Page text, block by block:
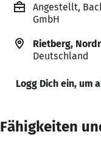
Angestellt,
GmbH
Rietberg,
Deutschland
Logg Dich ein, um
Fähigkeiten